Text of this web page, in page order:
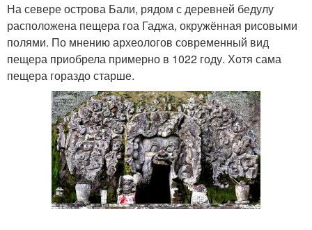
На севере острова Бали, рядом с деревней бедулу
расположена пещера гоа Гаджа, окружённая рисовыми
полями. По мнению археологов современный вид
пещера приобрела примерно в 1022 году. Хотя сама
пещера гораздо старше.